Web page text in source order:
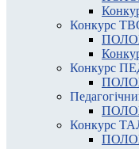
Конкурс
Конкурс
Конкурс